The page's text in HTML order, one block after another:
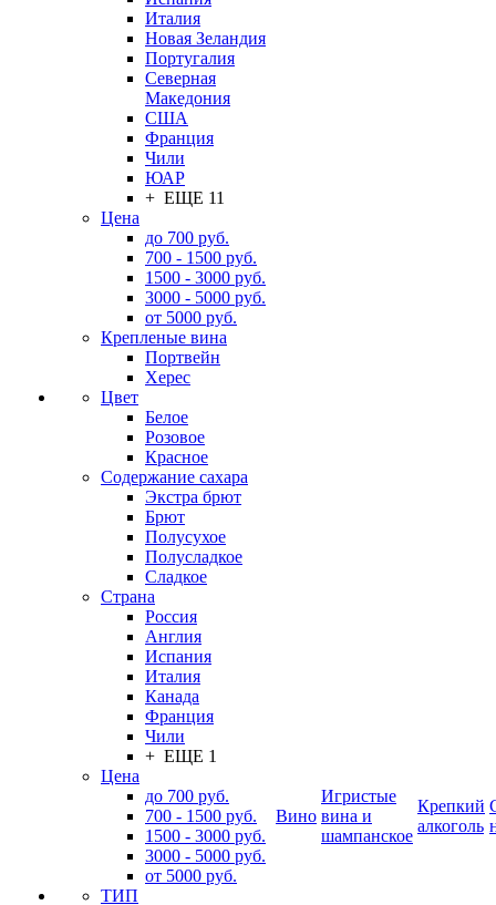
Италия
Новая Зеландия
Португалия
Северная
Македония
США
Франция
Чили
ЮАР
+ ЕЩЕ 11
Цена
до 700 руб.
700 - 1500 руб.
1500 - 3000 руб.
3000 - 5000 руб.
от 5000 руб.
Крепленые вина
Портвейн
Херес
Цвет
Белое
Розовое
Красное
Содержание сахара
Экстра брют
Брют
Полусухое
Полусладкое
Сладкое
Страна
Россия
Англия
Испания
Италия
Канада
Франция
Чили
+ ЕЩЕ 1
Цена
до 700 руб.
700 - 1500 руб.
1500 - 3000 руб.
3000 - 5000 руб.
от 5000 руб.
ТИП
Вино
Игристые
вина и
шампанское
Крепкий
алкоголь